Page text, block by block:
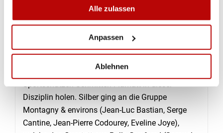
Alle zulassen
Anpassen
Ablehnen
sich auch in diesem Final bewahrheitet. Das
Quartett aus Schmitten Flamatt (Dominik Brülhart,
Grégory Emenegger, Tamara Pellet, Laurent Stritt)
1095 Punkten den 3. Titel hintereinander für die
Sportschützen Schmitten-Flamatt in dieser
Disziplin holen. Silber ging an die Gruppe
Montagny & environs (Jean-Luc Bastian, Serge
Cantine, Jean-Pierre Codourey, Eveline Joye),